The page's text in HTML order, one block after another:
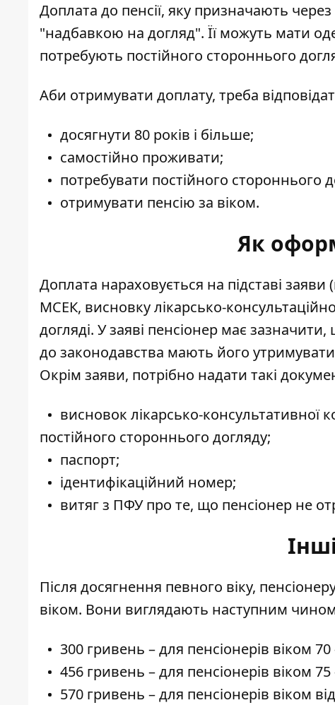
Доплата до пенсії, яку призначають
"надбавкою на догляд". Її можуть мати
потребують постійного стороннього
Аби отримувати доплату, треба
досягнути 80 років і більше;
самостійно проживати;
потребувати постійного стороннього
отримувати пенсію за віком.
Як
Доплата нараховується на підставі заяви
МСЕК, висновку лікарсько-
догляді. У заяві пенсіонер має
до законодавства мають його
Окрім заяви, потрібно надати такі
висновок лікарсько-консультативної
постійного стороннього догляду;
паспорт;
ідентифікаційний номер;
витяг з ПФУ про те, що пенсіонер не
Після досягнення певного віку,
віком. Вони виглядають наступним
300 гривень – для пенсіонерів віком
456 гривень – для пенсіонерів віком 75
570 гривень – для пенсіонерів віком